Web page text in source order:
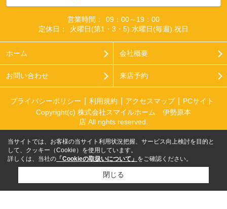
営業時間：
09：00～19：00
定休日：
火曜日(第1・3・5).水曜日(毎週).祝日
ホーム 会社概要
お問い合わせ 来店予約
プライバシーポリシー 利用規約 アクセスマップ
PCサイト
Copyright(c) 株式会社スマイルホーム 伊勢原本
店 All rights reserved.
当サイトでは、お客様の当サイト利用状況把握、サービス向上検討を目的と
して、クッキー（Cookie）を使用しています。
詳しくは、当社の 「Cookieの取扱いについて」 をご確認ください。
閉じる